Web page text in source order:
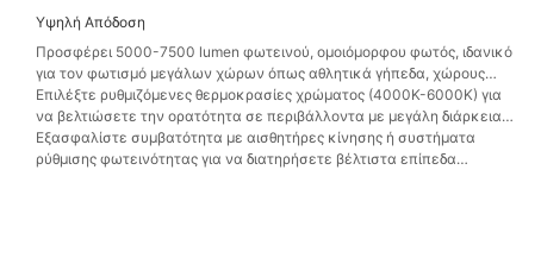
περιβάλλοντα με σκόνη, υγρασία ή υψηλούς
κραδασμούς.
Υψηλή Απόδοση
Προσφέρει 5000-7500 lumen φωτεινού, ομοιόμορφου φωτός, ιδανικό
για τον φωτισμό μεγάλων χώρων όπως αθλητικά γήπεδα, χώρους
στάθμευσης ή αποθήκες λιανικής.
Επιλέξτε ρυθμιζόμενες θερμοκρασίες χρώματος (4000K-6000K) για
να βελτιώσετε την ορατότητα σε περιβάλλοντα με μεγάλη διάρκεια
εργασίας, όπως γραμμές συναρμολόγησης ή ζώνες επιθεώρησης.
Εξασφαλίστε συμβατότητα με αισθητήρες κίνησης ή συστήματα
ρύθμισης φωτεινότητας για να διατηρήσετε βέλτιστα επίπεδα